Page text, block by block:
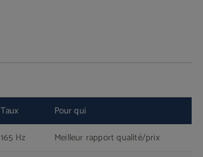
Taux
Pour qui
165 Hz
Meilleur rapport qualité/prix